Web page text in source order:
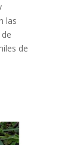
las
de